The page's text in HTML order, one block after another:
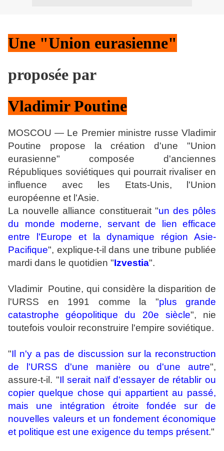
Une "Union eurasienne"
proposée par
Vladimir Poutine
MOSCOU — Le Premier ministre russe Vladimir
Poutine propose la création d'une "Union
eurasienne" composée d'anciennes
Républiques soviétiques qui pourrait rivaliser en
influence avec les Etats-Unis, l'Union
européenne et l'Asie.
La nouvelle alliance constituerait "un des pôles
du monde moderne, servant de lien efficace
entre l'Europe et la dynamique région Asie-
Pacifique", explique-t-il dans une tribune publiée
mardi dans le quotidien "Izvestia".
Vladimir Poutine, qui considère la disparition de
l'URSS en 1991 comme la "plus grande
catastrophe géopolitique du 20e siècle", nie
toutefois vouloir reconstruire l'empire soviétique.
"Il n'y a pas de discussion sur la reconstruction
de l'URSS d'une manière ou d'une autre",
assure-t-il. "Il serait naïf d'essayer de rétablir ou
copier quelque chose qui appartient au passé,
mais une intégration étroite fondée sur de
nouvelles valeurs et un fondement économique
et politique est une exigence du temps présent."